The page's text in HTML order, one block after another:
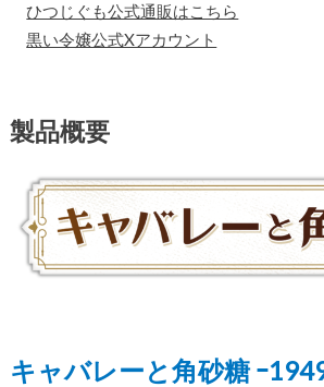
ひつじぐも公式通販はこちら
黒い令嬢公式Xアカウント
製品概要
キャバレーと角砂糖 ｰ